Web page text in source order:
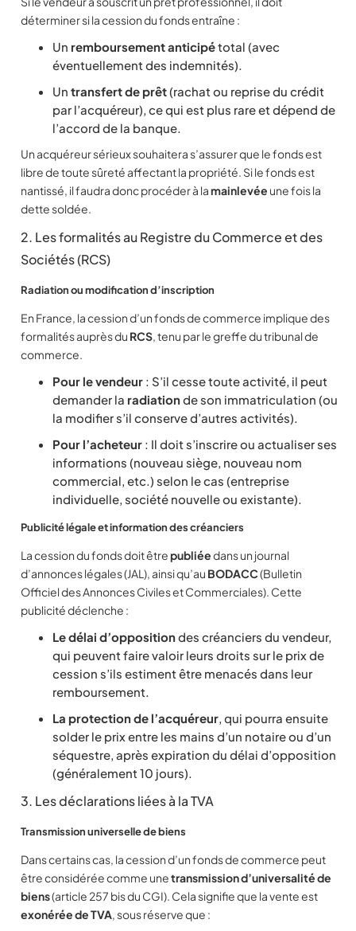
déterminer si la cession du fonds entraîne :
Un remboursement anticipétotal (avec
éventuellement des indemnités).
Untransfert de prêt(rachat ou reprise du crédit
par l’acquéreur), ce qui est plus rare et dépend de
l’accord de la banque.
Un acquéreur sérieux souhaitera s’assurer que le fonds est
libre de toute sûreté affectant la propriété. Si le fonds est
nantissé, il faudra donc procéder à lamainlevée une fois la
dette soldée.
2. Les formalités au Registre du Commerce et des
Sociétés (RCS)
Radiation ou modification d’inscription
En France, la cession d’un fonds de commerce implique des
formalités auprès du RCS , tenu par le greffe du tribunal de
commerce.
Pour le vendeur : S’il cesse toute activité, il peut
demander la radiationde son immatriculation (ou
la modifier s’il conserve d’autres activités).
Pour l’acheteur : Il doit s’inscrire ou actualiser ses
informations (nouveau siège, nouveau nom
commercial, etc.) selon le cas (entreprise
individuelle, société nouvelle ou existante).
Publicité légale et information des créanciers
La cession du fonds doit êtrepubliéedans un journal
d’annonces légales (JAL), ainsi qu’au BODACC(Bulletin
Officiel des Annonces Civiles et Commerciales). Cette
publicité déclenche :
Le délai d’oppositiondes créanciers du vendeur,
qui peuvent faire valoir leurs droits sur le prix de
cession s’ils estiment être menacés dans leur
remboursement.
La protection de l’acquéreur , qui pourra ensuite
solder le prix entre les mains d’un notaire ou d’un
séquestre, après expiration du délai d’opposition
(généralement 10 jours).
3. Les déclarations liées à la TVA
Transmission universelle de biens
Dans certains cas, la cession d’un fonds de commerce peut
être considérée comme unetransmission d’universalité de
biens(article 257 bis du CGI). Cela signifie que la vente est
exonérée de TVA , sous réserve que :